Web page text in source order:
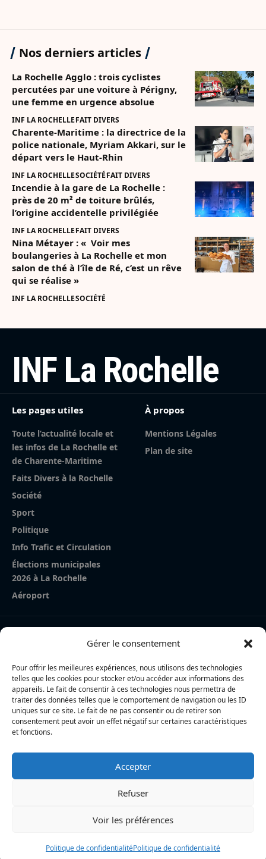
Gérer le consentement
Pour offrir les meilleures expériences, nous utilisons des technologies
telles que les cookies pour stocker et/ou accéder aux informations des
appareils. Le fait de consentir à ces technologies nous permettra de
traiter des données telles que le comportement de navigation ou les ID
uniques sur ce site. Le fait de ne pas consentir ou de retirer son
consentement peut avoir un effet négatif sur certaines caractéristiques
et fonctions.
Accepter
Refuser
Voir les préférences
Politique de confidentialitéPolitique de confidentialité
Nos derniers articles
La Rochelle Agglo : trois cyclistes
percutées par une voiture à Périgny,
une femme en urgence absolue
INF LA ROCHELLEFAIT DIVERS
Charente-Maritime : la directrice de la
police nationale, Myriam Akkari, sur le
départ vers le Haut-Rhin
INF LA ROCHELLESOCIÉTÉFAIT DIVERS
Incendie à la gare de La Rochelle :
près de 20 m² de toiture brûlés,
l’origine accidentelle privilégiée
INF LA ROCHELLEFAIT DIVERS
Nina Métayer : « Voir mes
boulangeries à La Rochelle et mon
salon de thé à l’île de Ré, c’est un rêve
qui se réalise »
INF LA ROCHELLESOCIÉTÉ
INF La Rochelle
Les pages utiles
Toute l’actualité locale et
les infos de La Rochelle et
de Charente-Maritime
Faits Divers à la Rochelle
Société
Sport
Politique
Info Trafic et Circulation
Élections municipales
2026 à La Rochelle
Aéroport
À propos
Mentions Légales
Plan de site
voiture à Périgny, une femme en urgence absolue
Charente-Maritime : la directrice de la police nationale,
Myriam Akkari, sur le départ vers le Haut-Rhin
Incendie à la gare de La Rochelle : près de 20 m² de
toiture brûlés, l’origine accidentelle privilégiée
L’actualité locale en continu à La Rochelle et en Charente-